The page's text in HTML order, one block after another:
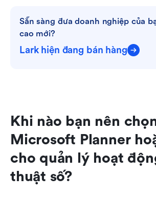
Sẵn sàng đưa doanh nghiệp của
cao mới?
Lark hiện đang bán hàng
Khi nào bạn nên
Microsoft Planner
cho quản lý hoạt
thuật số?